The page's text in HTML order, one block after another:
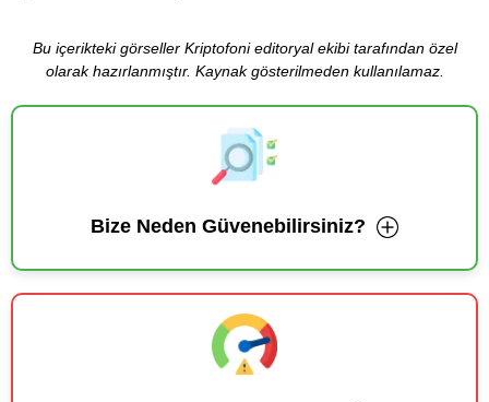
Bu içerikteki görseller Kriptofoni editoryal ekibi tarafından özel
olarak hazırlanmıştır. Kaynak gösterilmeden kullanılamaz.
Bize Neden Güvenebilirsiniz?